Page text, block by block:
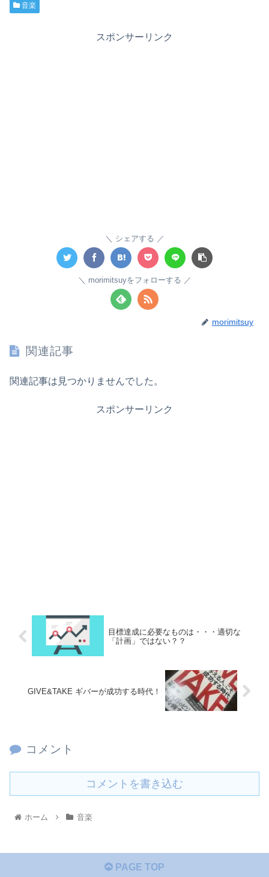
音楽
スポンサーリンク
シェアする
morimitsuyをフォローする
morimitsuy
関連記事
関連記事は見つかりませんでした。
スポンサーリンク
目標達成に必要なものは・・・適切な
「計画」ではない？？
GIVE&TAKE ギバーが成功する時代！
コメント
コメントを書き込む
ホーム 音楽
PAGE TOP